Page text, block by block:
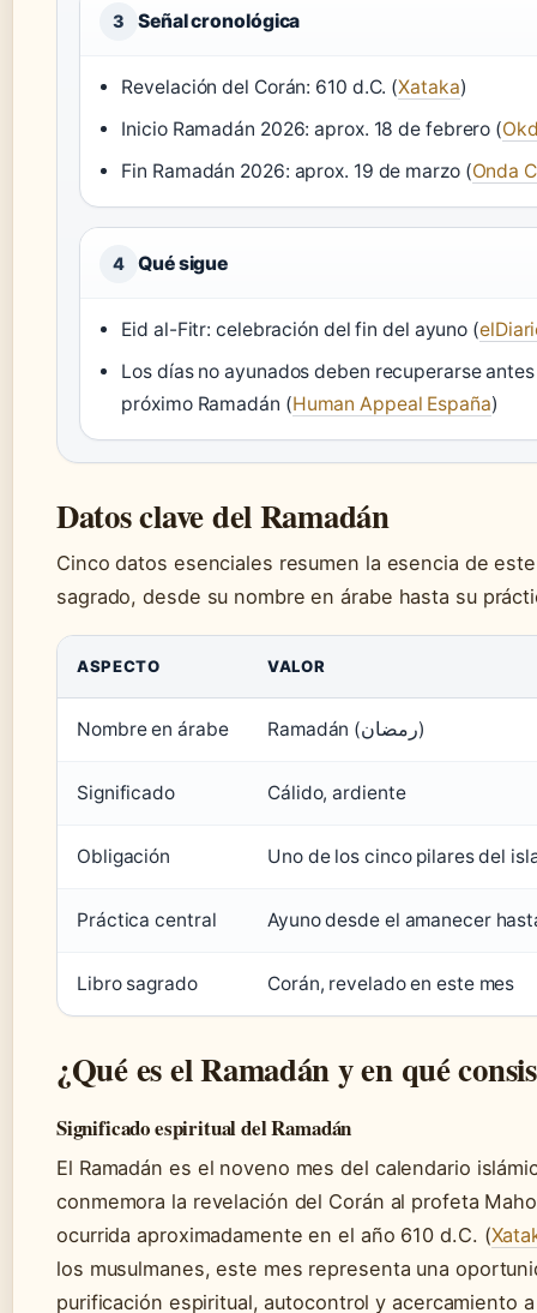
3 Señal cronológica
Revelación del Corán: 610 d.C. (Xataka)
Inicio Ramadán 2026: aprox. 18 de febrero (
Fin Ramadán 2026: aprox. 19 de marzo (Onda
4 Qué sigue
Eid al-Fitr: celebración del fin del ayuno (
Los días no ayunados deben recuperarse
próximo Ramadán (Human Appeal España)
Datos clave del Ramadán
Cinco datos esenciales resumen la esencia de
sagrado, desde su nombre en árabe hasta su
ASPECTO VALOR
Nombre en árabe Ramadán (رمضان)
Significado Cálido, ardiente
Obligación Uno de los cinco pilares del
Práctica central Ayuno desde el amanecer
Libro sagrado Corán, revelado en este mes
¿Qué es el Ramadán y en qué
Significado espiritual del Ramadán
El Ramadán es el noveno mes del calendario
conmemora la revelación del Corán al profeta
ocurrida aproximadamente en el año 610 d.C. (
los musulmanes, este mes representa una
purificación espiritual, autocontrol y acercamiento